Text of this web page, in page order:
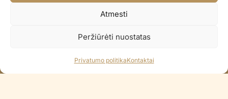
Atmesti
Peržiūrėti nuostatas
Privatumo politikaKontaktai
14 dienų pinigų grąžinimo garantija
Visi Lietuvos bankai / Apple Pay